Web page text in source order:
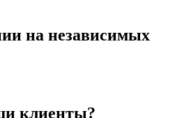
на независимых
клиенты?